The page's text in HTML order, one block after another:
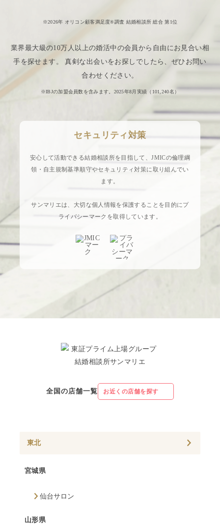
※2026年 オリコン顧客満足度®調査 結婚相談所 総合 第1位
業界最大級の10万人以上の婚活中の会員から自由にお見合い相
手を探せます。 真剣な出会いをお探しでしたら、ぜひお問い
合わせください。
※IBJの加盟会員数を含みます。2025年8月実績（ 101,240名）
セキュリティ対策
安心して活動できる結婚相談所を目指して、JMICの倫理綱
領・自主規制基準順守やセキュリティ対策に取り組んでい
ます。
サンマリエは、大切な個人情報を保護することを目的にプ
ライバシーマークを取得しています。
全国の店舗一覧 お近くの店舗を探す
東北
宮城県
仙台サロン
山形県